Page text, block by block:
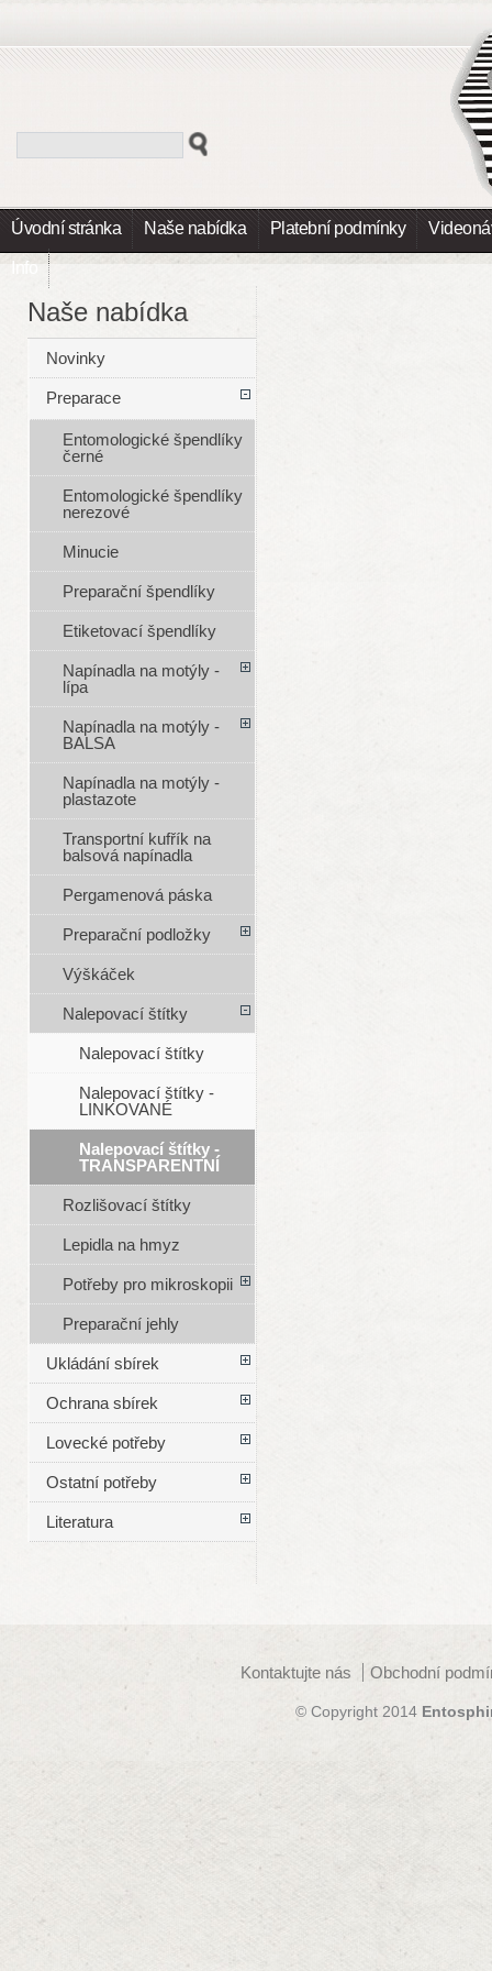
Úvodní stránka Naše nabídka Platební podmínky
Info
Naše nabídka
Novinky
Preparace
Entomologické špendlíky
černé
Entomologické špendlíky
nerezové
Minucie
Preparační špendlíky
Etiketovací špendlíky
Napínadla na motýly -
lípa
Napínadla na motýly -
BALSA
Napínadla na motýly -
plastazote
Transportní kufřík na
balsová napínadla
Pergamenová páska
Preparační podložky
Výškáček
Nalepovací štítky
Nalepovací štítky
Nalepovací štítky -
LINKOVANÉ
Nalepovací štítky -
TRANSPARENTNÍ
Rozlišovací štítky
Lepidla na hmyz
Potřeby pro mikroskopii
Preparační jehly
Ukládání sbírek
Ochrana sbírek
Lovecké potřeby
Ostatní potřeby
Literatura
Kontaktujte nás Obchodní
© Copyright 2014